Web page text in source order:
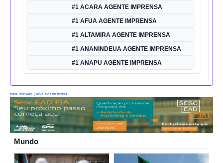
#1 ACARA AGENTE IMPRENSA
#1 AFUA AGENTE IMPRENSA
#1 ALTAMIRA AGENTE IMPRENSA
#1 ANANINDEUA AGENTE IMPRENSA
#1 ANAPU AGENTE IMPRENSA
PUBLICIDADE | PÓS TV IMPRENSA
Mundo